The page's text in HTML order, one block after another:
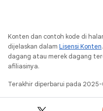
Konten dan contoh kode di
dijelaskan dalam Lisensi Konten
dagang atau merek dagang
afiliasinya.
Terakhir diperbarui pada